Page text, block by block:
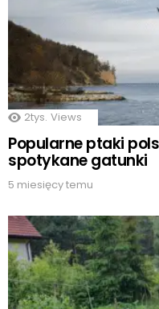
2tys. Views
Popularne ptaki
spotykane gatunki
5 miesięcy temu